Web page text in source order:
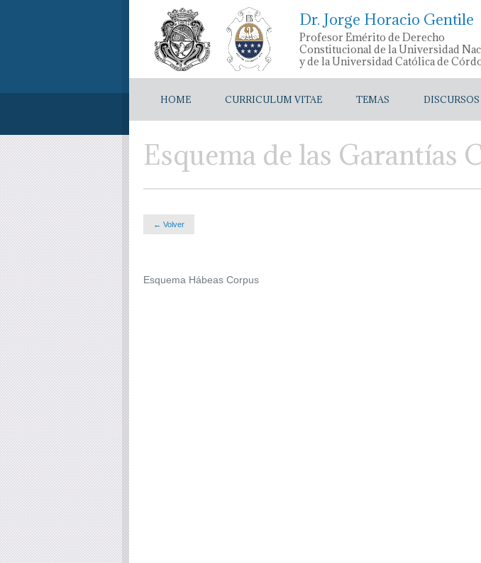
Dr. Jorge Horacio Gentile
Profesor Emérito de Derecho
Constitucional de la Universidad
y de la Universidad Católica de
HOME CURRICULUM VITAE TEMAS DISCURSOS
Esquema de las Garantías
← Volver
Esquema Hábeas Corpus